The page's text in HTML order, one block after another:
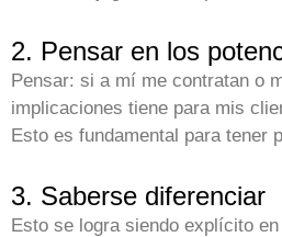
2. Pensar en los
Pensar: si a mí me contratan o
implicaciones tiene para mis
Esto es fundamental para tener
3. Saberse diferenciar
Esto se logra siendo explícito